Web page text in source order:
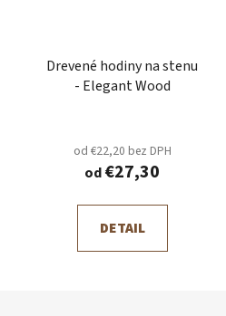
Drevené hodiny na stenu
- Elegant Wood
od €22,20 bez DPH
od€27,30
DETAIL